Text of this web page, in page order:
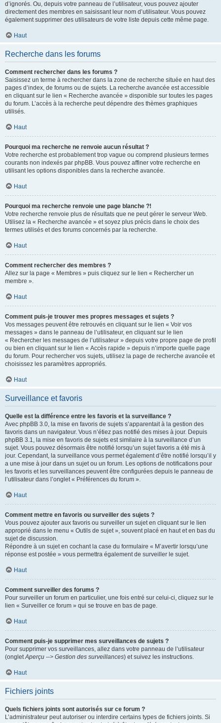
d’ignorés. Ou, depuis votre panneau de l’utilisateur, vous pouvez ajouter
directement des membres en saisissant leur nom d’utilisateur. Vous pouvez
également supprimer des utilisateurs de votre liste depuis cette même page.
Haut
Recherche dans les forums
Comment rechercher dans les forums ?
Saisissez un terme à rechercher dans la zone de recherche située en haut des
pages d’index, de forums ou de sujets. La recherche avancée est accessible
en cliquant sur le lien « Recherche avancée » disponible sur toutes les pages
du forum. L’accès à la recherche peut dépendre des thèmes graphiques
utilisés.
Haut
Pourquoi ma recherche ne renvoie aucun résultat ?
Votre recherche est probablement trop vague ou comprend plusieurs termes
courants non indexés par phpBB. Vous pouvez affiner votre recherche en
utilisant les options disponibles dans la recherche avancée.
Haut
Pourquoi ma recherche renvoie une page blanche ?!
Votre recherche renvoie plus de résultats que ne peut gérer le serveur Web.
Utilisez la « Recherche avancée » et soyez plus précis dans le choix des
termes utilisés et des forums concernés par la recherche.
Haut
Comment rechercher des membres ?
Allez sur la page « Membres » puis cliquez sur le lien « Rechercher un
membre ».
Haut
Comment puis-je trouver mes propres messages et sujets ?
Vos messages peuvent être retrouvés en cliquant sur le lien « Voir vos
messages » dans le panneau de l’utilisateur, en cliquant sur le lien
« Rechercher les messages de l’utilisateur » depuis votre propre page de profil
ou bien en cliquant sur le lien « Accès rapide » depuis n’importe quelle page
du forum. Pour rechercher vos sujets, utilisez la page de recherche avancée et
choisissez les paramètres appropriés.
Haut
Surveillance et favoris
Quelle est la différence entre les favoris et la surveillance ?
Avec phpBB 3.0, la mise en favoris de sujets s’apparentait à la gestion des
favoris dans un navigateur. Vous n’étiez pas notifié des mises à jour. Depuis
phpBB 3.1, la mise en favoris de sujets est similaire à la surveillance d’un
sujet. Vous pouvez désormais être notifié lorsqu’un sujet favoris a été mis à
jour. Cependant, la surveillance vous permet également d’être notifié lorsqu’il y
a une mise à jour dans un sujet ou un forum. Les options de notifications pour
les favoris et les surveillances peuvent être configurées depuis le panneau de
l’utilisateur dans l’onglet « Préférences du forum ».
Haut
Comment mettre en favoris ou surveiller des sujets ?
Vous pouvez ajouter aux favoris ou surveiller un sujet en cliquant sur le lien
approprié dans le menu « Outils de sujet », souvent placé en haut et en bas du
sujet de discussion.
Répondre à un sujet en cochant la case du formulaire « M’avertir lorsqu’une
réponse est postée » vous permettra également de surveiller le sujet.
Haut
Comment surveiller des forums ?
Pour surveiller un forum en particulier, une fois entré sur celui-ci, cliquez sur le
lien « Surveiller ce forum » qui se trouve en bas de page.
Haut
Comment puis-je supprimer mes surveillances de sujets ?
Pour supprimer vos surveillances, allez dans votre panneau de l’utilisateur
(ongletAperçu --> Gestion des surveillances) et suivez les instructions.
Haut
Fichiers joints
Quels fichiers joints sont autorisés sur ce forum ?
L’administrateur peut autoriser ou interdire certains types de fichiers joints. Si